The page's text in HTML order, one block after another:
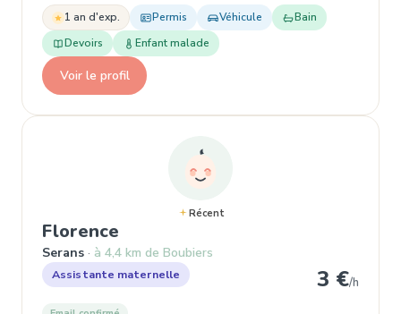
1 an d'exp. Permis Véhicule
Bain
Devoirs
Enfant malade
Voir le profil
Récent
Florence
Serans à 4,4 km de Boubiers
Assistante maternelle 3 €/h